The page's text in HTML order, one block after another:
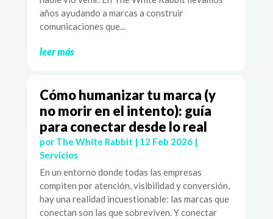
años ayudando a marcas a construir
comunicaciones que...
leer más
Cómo humanizar tu marca (y
no morir en el intento): guía
para conectar desde lo real
por The White Rabbit | 12 Feb 2026|
Servicios
En un entorno donde todas las empresas
compiten por atención, visibilidad y conversión,
hay una realidad incuestionable: las marcas que
conectan son las que sobreviven. Y conectar